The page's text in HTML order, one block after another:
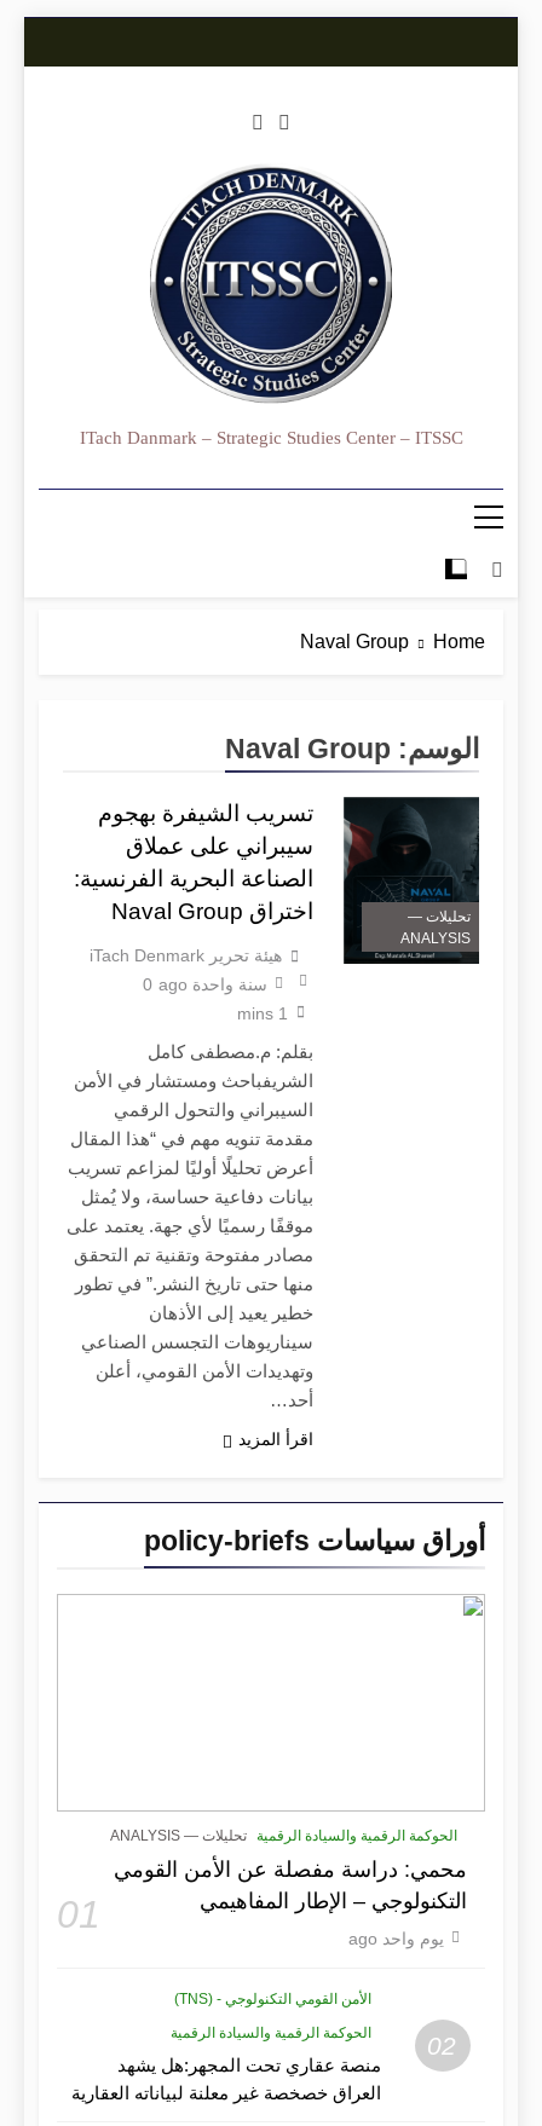
ITach Danmark – Strategic Studies Center – ITSSC
Home
Naval Group
أوراق سياسات policy-briefs
الحوكمة الرقمية والسيادة الرقمية تحليلات — ANALYSIS
محمي: دراسة مفصلة عن الأمن القومي
التكنولوجي – الإطار المفاهيمي
01
يوم واحد ago
02
الأمن القومي التكنولوجي - (TNS)
الحوكمة الرقمية والسيادة الرقمية
منصة عقاري تحت المجهر:هل يشهد
العراق خصخصة غير معلنة لبياناته العقارية
الوسم: Naval Group
تحليلات —
ANALYSIS
تسريب الشيفرة بهجوم
سيبراني على عملاق
الصناعة البحرية الفرنسية:
اختراق Naval Group
هيئة تحرير iTach Denmark
سنة واحدة ago
0
1 mins
بقلم: م.مصطفى كامل
الشريفباحث ومستشار في الأمن
السيبراني والتحول الرقمي
مقدمة تنويه مهم في “هذا المقال
أعرض تحليلًا أوليًا لمزاعم تسريب
بيانات دفاعية حساسة، ولا يُمثل
موقفًا رسميًا لأي جهة. يعتمد على
مصادر مفتوحة وتقنية تم التحقق
منها حتى تاريخ النشر.” في تطور
خطير يعيد إلى الأذهان
سيناريوهات التجسس الصناعي
وتهديدات الأمن القومي، أعلن
أحد…
اقرأ المزيد